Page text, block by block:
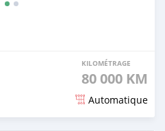
KILOMÉTRAGE
80 000 KM
Automatique